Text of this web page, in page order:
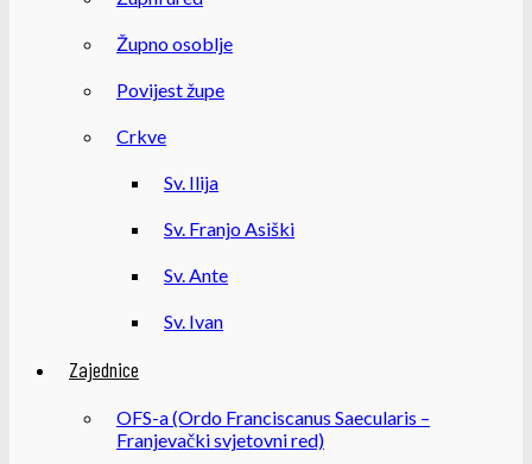
Župno osoblje
Povijest župe
Crkve
Sv. Ilija
Sv. Franjo Asiški
Sv. Ante
Sv. Ivan
Zajednice
OFS-a (Ordo Franciscanus Saecularis –
Franjevački svjetovni red)